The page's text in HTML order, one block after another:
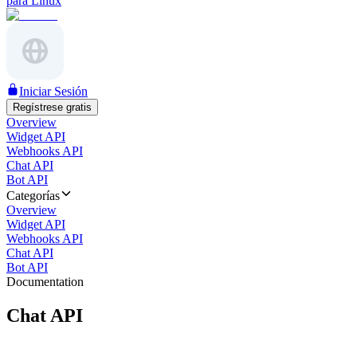
Iniciar Sesión
Regístrese gratis
Overview
Widget API
Webhooks API
Chat API
Bot API
Categorías
Overview
Widget API
Webhooks API
Chat API
Bot API
Documentation
Chat API